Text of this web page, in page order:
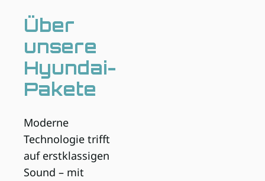
BMW
Hyundai
Kia
Mercedes-Benz
Über
unsere
Hyundai-
Pakete
Moderne
Technologie trifft
auf erstklassigen
Sound – mit